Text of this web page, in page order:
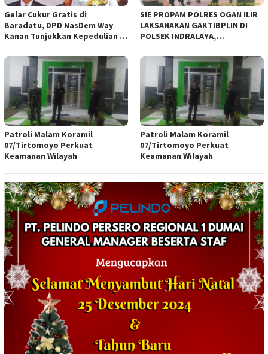
Gelar Cukur Gratis di
Baradatu, DPD NasDem Way
Kanan Tunjukkan Kepedulian di
SIE PROPAM POLRES OGAN ILIR
LAKSANAKAN GAKTIBPLIN DI
POLSEK INDRALAYA,
PERSONEL POLRI*
Patroli Malam Koramil
07/Tirtomoyo Perkuat
Keamanan Wilayah
Patroli Malam Koramil
07/Tirtomoyo Perkuat
Keamanan Wilayah